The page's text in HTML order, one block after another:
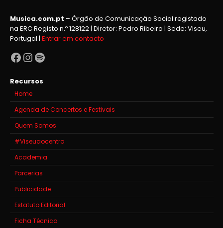
Musica.com.pt – Órgão de Comunicação Social registado
na ERC Registo n.º 128122 | Diretor: Pedro Ribeiro | Sede: Viseu,
Portugal | Entrar em contacto
Facebook
Instagram
Spotify
Recursos
Home
Agenda de Concertos e Festivais
Quem Somos
#Viseuaocentro
Academia
Parcerias
Publicidade
Estatuto Editorial
Ficha Técnica